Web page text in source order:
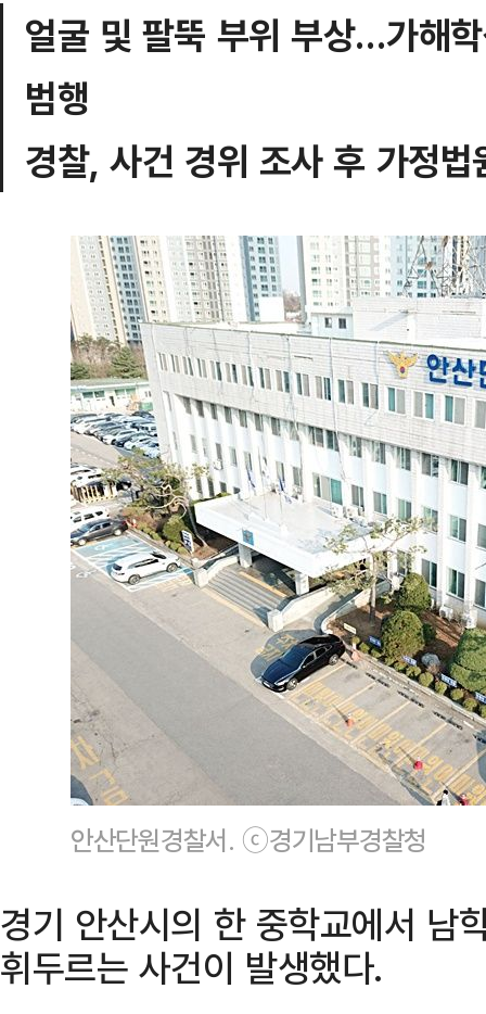
얼굴 및 팔뚝 부위 부상…가해
범행
경찰, 사건 경위 조사 후 가정
안산단원경찰서. ⓒ경기남부경찰청
경기 안산시의 한 중학교에서 남
휘두르는 사건이 발생했다.